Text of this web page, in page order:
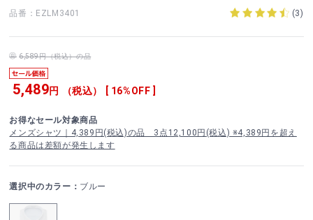
品番：EZLM3401 (3)
6,589円（税込）の品
5,489円 （税込） [ 16%OFF ]
お得なセール対象商品
メンズシャツ｜4,389円(税込)の品 3点12,100円(税込) ※4,389円を超え
る商品は差額が発生します
選択中のカラー： ブルー